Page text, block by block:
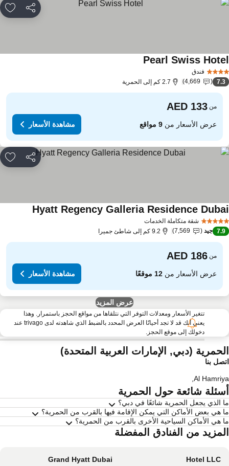
مشاركة
فندق
Pearl Swissمشاهدة الأسعار
7.3
4,669 2.7 كم إلى الحمرية
من
عرض الأسعار من9 مواقع مشاهدة الأسعار
مشاركة
شقة متكاملة الخدمات
Hyatt Regency Galleria Residenceمشاهدة
7.9 جيد 7,569 9.2 كم إلى شاطئ جميرا
من
عرض الأسعار من12 موقعًا مشاهدة الأسعار
عرض المزيد
تتغير الأسعار ومعدلات التوفر التي نتلقاها من مواقع الحجز باستمرار. وهذا
يعني أنك قد لا تجد أحيانًا العرض المحدد بالضبط الذي شاهدته لدى trivago عند
دخولك إلى موقع الحجز.
(دبي, الإمارات العربية المتحدة)
بنا
Al
,
شائعة حول الحمرية
الذي يجعل الحمرية شائعًا في دبي؟
هي بعض الأماكن التي يمكن الإقامة فيها بالقرب من الحمرية؟
هي الأماكن السياحية الأخرى بالقرب من الحمرية؟
من الفنادق المفضلة
Hotel LLC
Grand Hyatt Dubai